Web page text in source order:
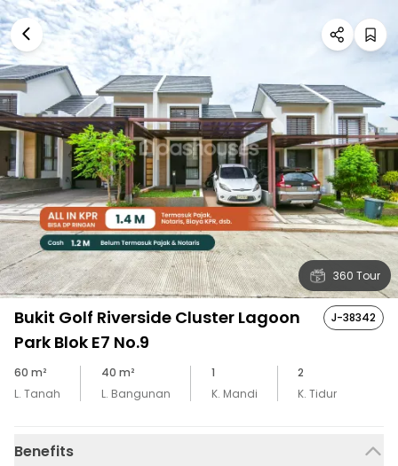
360 Tour
Bukit Golf Riverside Cluster Lagoon
Park Blok E7 No.9
J-38342
60 m²
L. Tanah
40 m²
L. Bangunan
1
K. Mandi
2
K. Tidur
Benefits